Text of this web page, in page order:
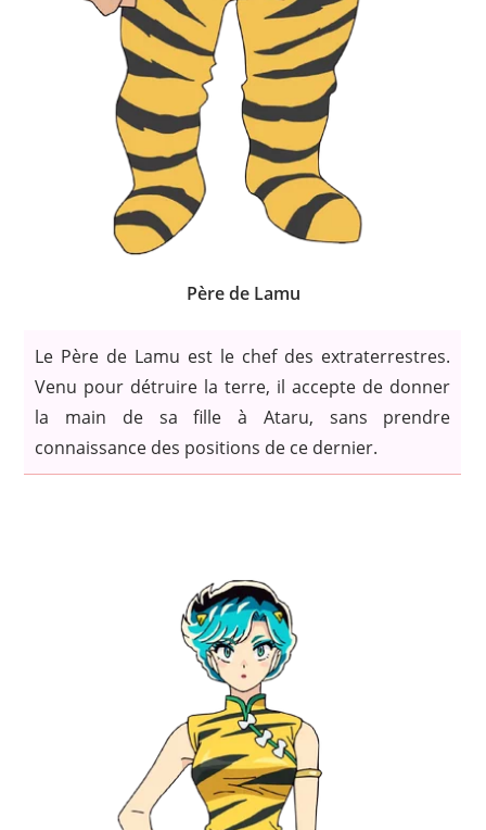
Père de Lamu
Le Père de Lamu est le chef des extraterrestres.
Venu pour détruire la terre, il accepte de donner
la main de sa fille à Ataru, sans prendre
connaissance des positions de ce dernier.